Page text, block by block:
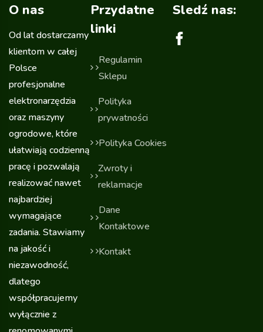
O nas
Od lat dostarczamy
klientom w całej
Polsce
profesjonalne
elektronarzędzia
oraz maszyny
ogrodowe, które
ułatwiają codzienną
pracę i pozwalają
realizować nawet
najbardziej
wymagające
zadania. Stawiamy
na jakość i
niezawodność,
dlatego
współpracujemy
wyłącznie z
Przydatne
linki
Regulamin
Sklepu
Polityka
prywatności
Polityka Cookies
Zwroty i
reklamacje
Dane
Kontaktowe
Kontakt
Sledź nas: